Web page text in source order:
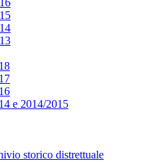
e 2014/2015
storico distrettuale